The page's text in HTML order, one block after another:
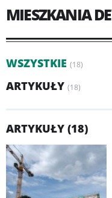
MIESZKANIA
WSZYSTKIE (18)
ARTYKUŁY (18)
ARTYKUŁY (18)